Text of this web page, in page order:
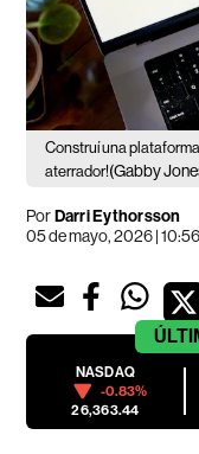
Construí una plataforma
aterrador!(Gabby
PorDarri Eythorsson
05 de mayo, 2026 |
NASDAQ
-0.83%
26,363.44